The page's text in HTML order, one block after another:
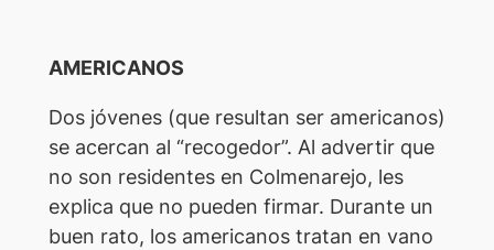
AMERICANOS
Dos jóvenes (que resultan ser americanos)
se acercan al “recogedor”. Al advertir que
no son residentes en Colmenarejo, les
explica que no pueden firmar. Durante un
buen rato, los americanos tratan en vano